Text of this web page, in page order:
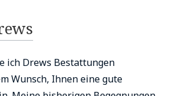
ich Drews Bestattungen
Wunsch, Ihnen eine gute